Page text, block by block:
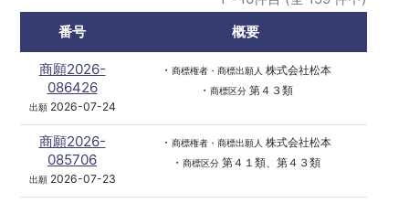
番号
概要
商願2026-
086426
出願2026-07-24
・ 商標権者・商標出願人 株式会社松本
・ 商標区分第４３類
商願2026-
085706
出願2026-07-23
・ 商標権者・商標出願人 株式会社松本
・ 商標区分第４１類、第４３類